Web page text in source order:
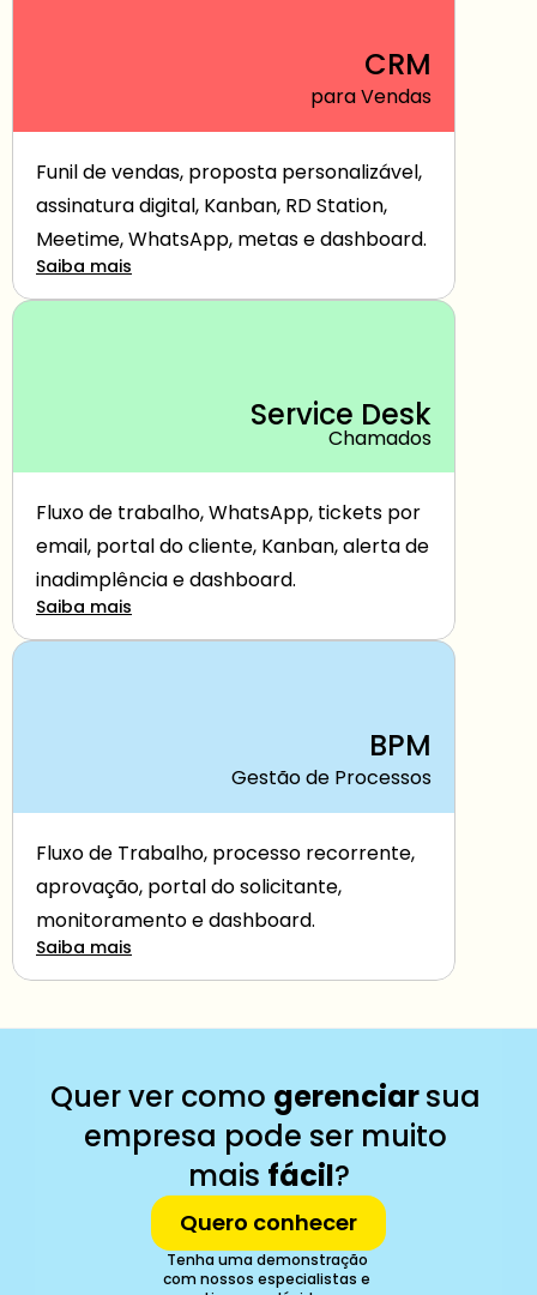
CRM
para Vendas
Funil de vendas, proposta personalizável,
assinatura digital, Kanban, RD Station,
Meetime, WhatsApp, metas e dashboard.
Saiba mais
Service Desk
Chamados
Fluxo de trabalho, WhatsApp, tickets por
email, portal do cliente, Kanban, alerta de
inadimplência e dashboard.
Saiba mais
BPM
Gestão de Processos
Fluxo de Trabalho, processo recorrente,
aprovação, portal do solicitante,
monitoramento e dashboard.
Saiba mais
Quer ver como gerenciar sua
empresa pode ser muito
mais fácil?
Quero conhecer
Tenha uma demonstração
com nossos especialistas e